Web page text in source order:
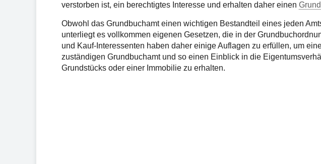
verstorben ist, ein berechtigtes Interesse und erhalten daher einen
Obwohl das Grundbuchamt einen wichtigen Bestandteil eines jeden
unterliegt es vollkommen eigenen Gesetzen, die in der
und Kauf-Interessenten haben daher einige Auflagen zu erfüllen, um
zuständigen Grundbuchamt und so einen Einblick in die
Grundstücks oder einer Immobilie zu erhalten.